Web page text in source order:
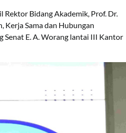
Rektor Bidang Akademik, Prof. Dr.
Kerja Sama dan Hubungan
Senat E. A. Worang lantai III Kantor